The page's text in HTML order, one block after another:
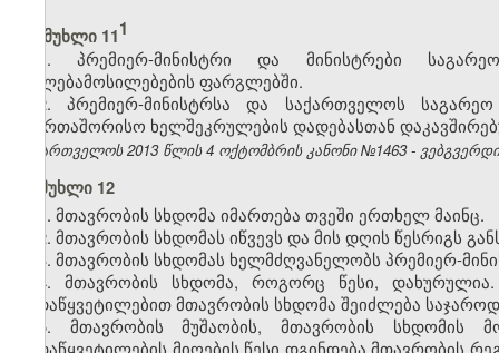
მუხლი 11​1
1. პრემიერ-მინისტრი და მინისტრები
უფლებამოსილებების ფარგლებში.
2. პრემიერ-მინისტრსა და საქართველოს
საერთაშორისო ხელშეკრულების დადებასთან
საქართველოს 2013 წლის 4 ოქტომბრის კანონი №1463 -
მუხლი 12
1. მთავრობის სხდომა იმართება თვეში ერთხელ მაინც.
2. მთავრობის სხდომას იწვევს და მის დღის წესრიგს
3. მთავრობის სხდომას ხელმძღვანელობს პრემიერ-
4. მთავრობის სხდომა, როგორც წესი,
გადაწყვეტილებით მთავრობის სხდომა შეიძლება
5. მთავრობის მუშაობის, მთავრობის სხდომის
გადაწყვეტილების მიღების წესი დგინდება მთავრობის